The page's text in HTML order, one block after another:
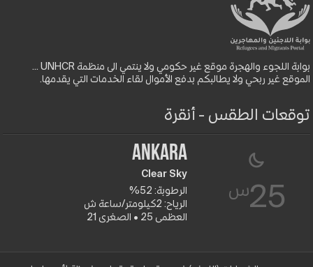
بوابة اللجوء والهجرة موقع غير حكومي ولا ينتمي الى منظمة UNHCR ...
الموقع غير ربحي ولا يطالبكم بدفع الأموال لقاء الخدمات التي يقدمها.
توقعات الطقس - أنقرة
25س
Ankara
Clear Sky
الرطوبة: 52%
الرياح: 2كيلومتر/ساعة ش
العظمى 25 • الصغرى 21